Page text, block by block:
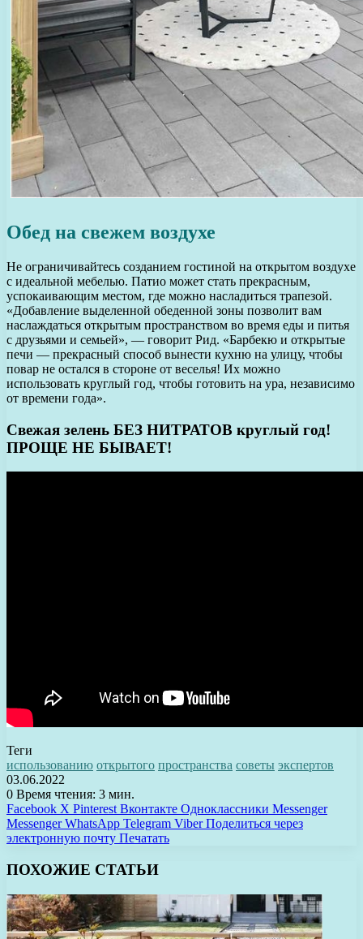
Обед на свежем воздухе
Не ограничивайтесь созданием гостиной на открытом воздухе
с идеальной мебелью. Патио может стать прекрасным,
успокаивающим местом, где можно насладиться трапезой.
«Добавление выделенной обеденной зоны позволит вам
наслаждаться открытым пространством во время еды и питья
с друзьями и семьей», — говорит Рид. «Барбекю и открытые
печи — прекрасный способ вынести кухню на улицу, чтобы
повар не остался в стороне от веселья! Их можно
использовать круглый год, чтобы готовить на ура, независимо
от времени года».
Свежая зелень БЕЗ НИТРАТОВ круглый год!
ПРОЩЕ НЕ БЫВАЕТ!
Теги
использованию открытого пространства советы экспертов
03.06.2022
0 Время чтения: 3 мин.
Facebook X Pinterest Вконтакте Одноклассники Messenger
Messenger WhatsApp Telegram Viber Поделиться через
электронную почту Печатать
ПОХОЖИЕ СТАТЬИ